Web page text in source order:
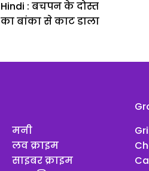
Hindi : बचपन के दोस्त
का बांका से काट डाला
मनी
लव क्राइम
साइबर क्राइम